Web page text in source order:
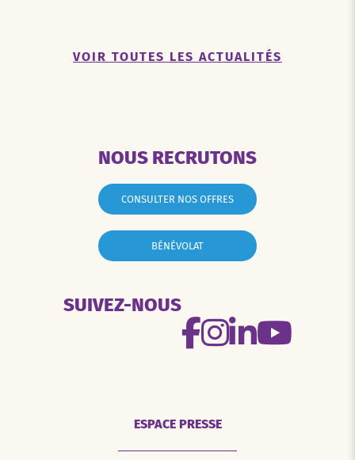
VOIR TOUTES LES ACTUALITÉS
NOUS RECRUTONS
CONSULTER NOS OFFRES
BÉNÉVOLAT
SUIVEZ-NOUS
ESPACE PRESSE